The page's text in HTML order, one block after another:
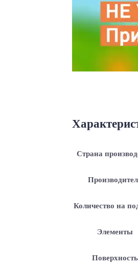
Страна
Количество на
Элементы
Поверхность